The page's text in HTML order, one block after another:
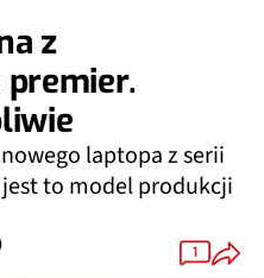
z
premier.
laptopa z serii
to model produkcji
1